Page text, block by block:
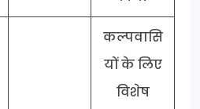
कल्पवासि
यों के लिए
विशेष